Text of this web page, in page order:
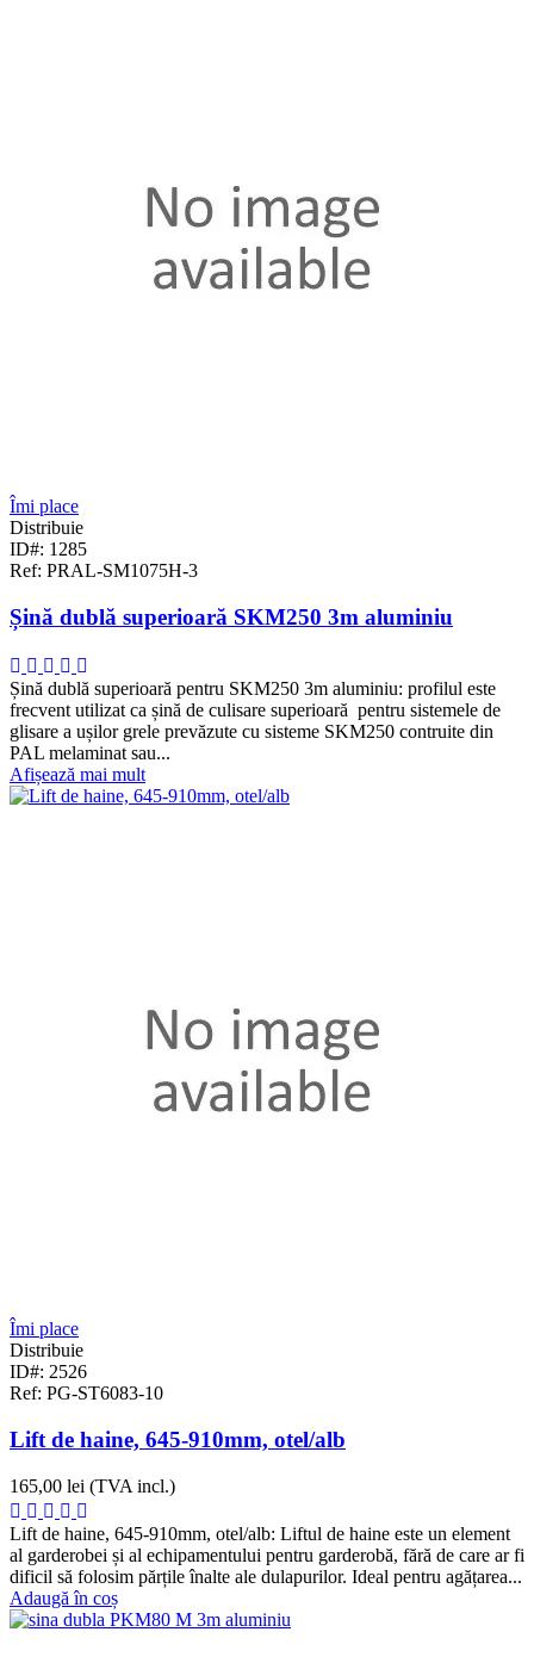
Îmi place
Distribuie
ID#: 1285
Ref: PRAL-SM1075H-3
Șină dublă superioară SKM250 3m aluminiu
Șină dublă superioară pentru SKM250 3m aluminiu: profilul este
frecvent utilizat ca șină de culisare superioară pentru sistemele de
glisare a ușilor grele prevăzute cu sisteme SKM250 contruite din
PAL melaminat sau...
Afișează mai mult
Îmi place
Distribuie
ID#: 2526
Ref: PG-ST6083-10
Lift de haine, 645-910mm, otel/alb
165,00 lei (TVA incl.)
Lift de haine, 645-910mm, otel/alb: Liftul de haine este un element
al garderobei și al echipamentului pentru garderobă, fără de care ar fi
dificil să folosim părțile înalte ale dulapurilor. Ideal pentru agățarea...
Adaugă în coș